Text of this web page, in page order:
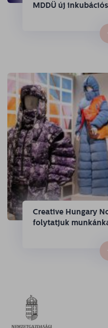
MDDÜ új
Creative Hungary
folytatjuk